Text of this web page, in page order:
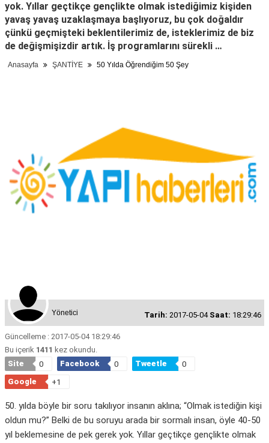
yok. Yıllar geçtikçe gençlikte olmak istediğimiz kişiden
yavaş yavaş uzaklaşmaya başlıyoruz, bu çok doğaldır
çünkü geçmişteki beklentilerimiz de, isteklerimiz de biz
de değişmişizdir artık. İş programlarını sürekli …
Anasayfa ŞANTİYE 50 Yılda Öğrendiğim 50 Şey
Yönetici Tarih: 2017-05-04 Saat: 18:29:46
Güncelleme : 2017-05-04 18:29:46
Bu içerik 1411 kez okundu.
Site
0 Facebook 0 Tweetle
0
Google
+1
50. yılda böyle bir soru takılıyor insanın aklına; “Olmak istediğin kişi
oldun mu?” Belki de bu soruyu arada bir sormalı insan, öyle 40-50
yıl beklemesine de pek gerek yok. Yıllar geçtikçe gençlikte olmak